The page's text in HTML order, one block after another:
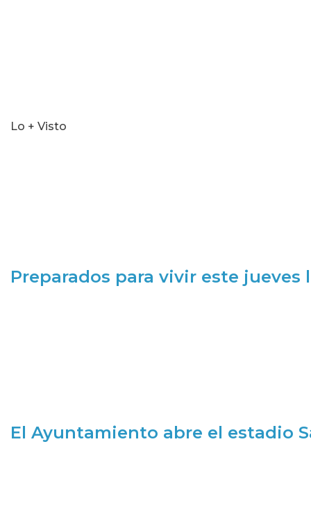
Lo + Visto
Preparados para vivir este jueves
El Ayuntamiento abre el estadio